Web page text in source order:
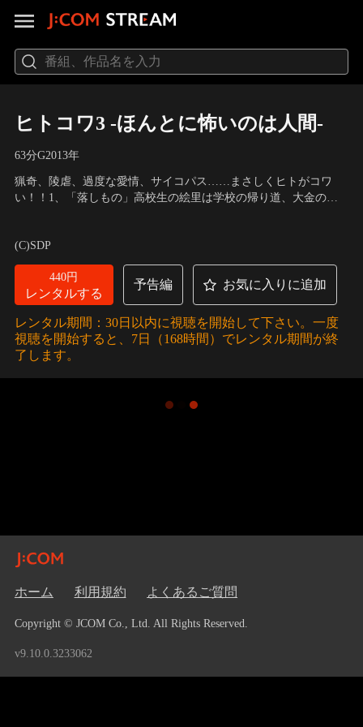
ヒトコワ3 -ほんとに怖いのは人間-
63分G2013年
猟奇、陵虐、過度な愛情、サイコパス……まさしくヒトがコワ
い！！1、「落しもの」高校生の絵里は学校の帰り道、大金の入
女を不審に思っていた。また、電柱に貼られている謎の図形に気
が付く--。
(C)SDP
440円
レンタルする
予告編 お気に入りに追加
レンタル期間：30日以内に視聴を開始して下さい。一度
視聴を開始すると、7日（168時間）でレンタル期間が終
了します。
ホーム 利用規約 よくあるご質問
Copyright © JCOM Co., Ltd. All Rights Reserved.
v9.10.0.3233062